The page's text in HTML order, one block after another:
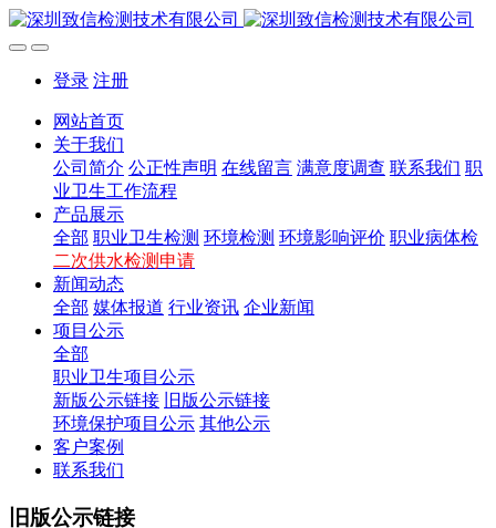
登录 注册
网站首页
关于我们
公司简介 公正性声明 在线留言 满意度调查 联系我们 职
业卫生工作流程
产品展示
全部 职业卫生检测 环境检测 环境影响评价 职业病体检
二次供水检测申请
新闻动态
全部 媒体报道 行业资讯 企业新闻
项目公示
全部
职业卫生项目公示
新版公示链接
旧版公示链接
环境保护项目公示 其他公示
客户案例
联系我们
旧版公示链接